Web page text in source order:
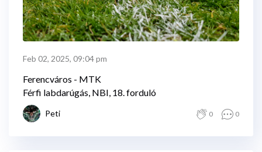
Feb 02, 2025, 09:04 pm
Ferencváros - MTK
Férfi labdarúgás, NBI, 18. forduló
Peti 0 0